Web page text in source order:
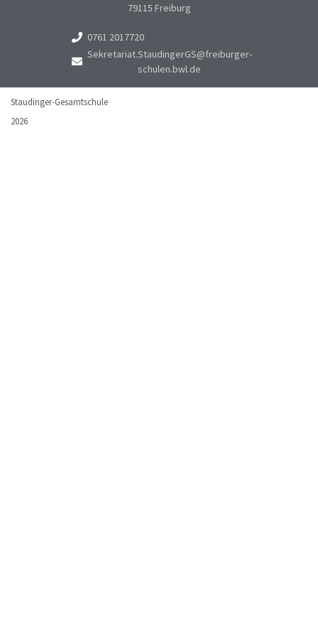
79115 Freiburg
0761 2017720
Sekretariat.StaudingerGS@freiburger-
schulen.bwl.de
Staudinger-Gesamtschule
2026